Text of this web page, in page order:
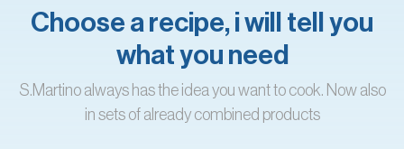
Choose a recipe, i will tell you
what you need
S.Martino always has the idea you want to cook. Now also
in sets of already combined products